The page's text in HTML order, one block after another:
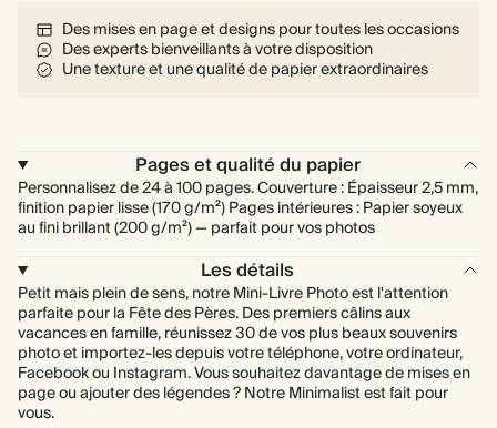
Des mises en page et designs pour toutes les occasions
Des experts bienveillants à votre disposition
Une texture et une qualité de papier extraordinaires
Pages et qualité du papier
Personnalisez de 24 à 100 pages. Couverture : Épaisseur 2,5 mm,
finition papier lisse (170 g/m²) Pages intérieures : Papier soyeux
au fini brillant (200 g/m²) — parfait pour vos photos
Les détails
Petit mais plein de sens, notre Mini-Livre Photo est l'attention
parfaite pour la Fête des Pères. Des premiers câlins aux
vacances en famille, réunissez 30 de vos plus beaux souvenirs
photo et importez-les depuis votre téléphone, votre ordinateur,
Facebook ou Instagram. Vous souhaitez davantage de mises en
page ou ajouter des légendes ? Notre Minimalist est fait pour
vous.